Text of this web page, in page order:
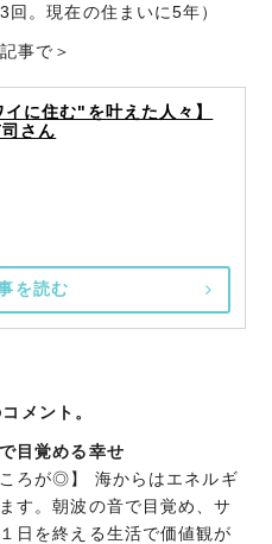
回。現在の住まいに5年）
事で＞
イに住む"を叶えた人々】
さん
を読む
メント。
目覚める幸せ
ころが◎】 海からはエネルギ
す。朝波の音で目覚め、サ
日を終える生活で価値観が